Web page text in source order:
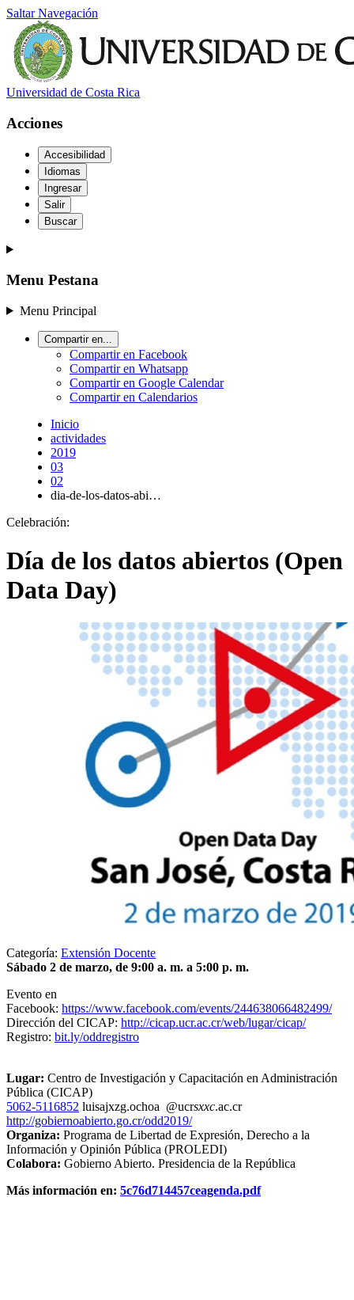
Saltar Navegación
Universidad de Costa Rica
Acciones
Accesibilidad
Idiomas
Ingresar
Salir
Buscar
Menu Pestana
Menu Principal
Compartir en...
Compartir en Facebook
Compartir en Whatsapp
Compartir en Google Calendar
Compartir en Calendarios
Inicio
actividades
2019
03
02
dia-de-los-datos-abi…
Celebración:
Día de los datos abiertos (Open
Data Day)
Categoría: Extensión Docente
Sábado 2 de marzo, de 9:00 a. m. a 5:00 p. m.
Evento en
Facebook: https://www.facebook.com/events/244638066482499/
Dirección del CICAP: http://cicap.ucr.ac.cr/web/lugar/cicap/
Registro: bit.ly/oddregistro
Lugar: Centro de Investigación y Capacitación en Administración
Pública (CICAP)
5062-5116852 luisajxzg.ochoa @ucrsxxc.ac.cr
http://gobiernoabierto.go.cr/odd2019/
Organiza: Programa de Libertad de Expresión, Derecho a la
Información y Opinión Pública (PROLEDI)
Colabora: Gobierno Abierto. Presidencia de la República
Más información en: 5c76d714457ceagenda.pdf